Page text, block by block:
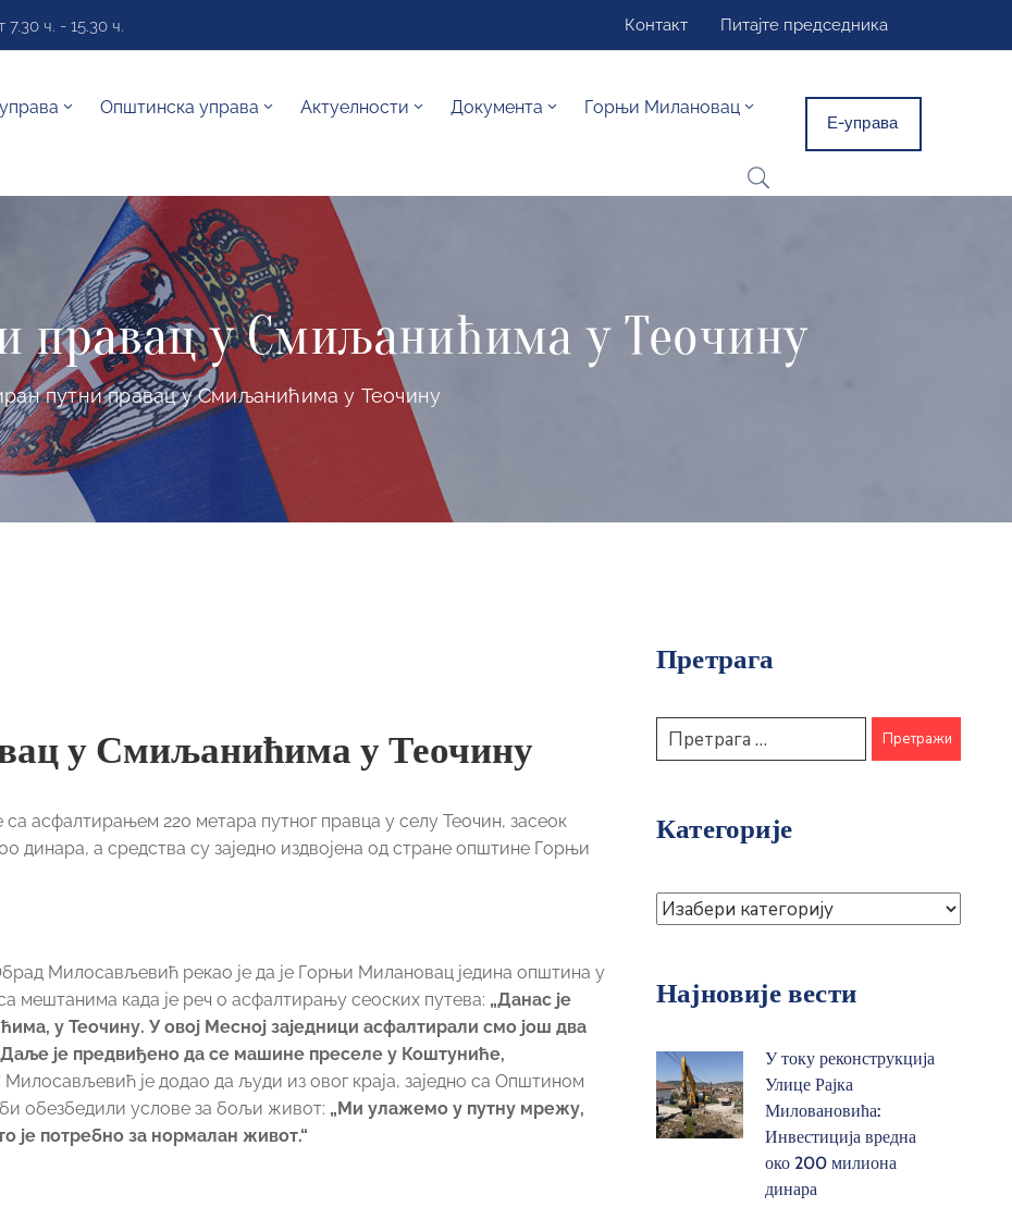
ч. - 15.30 ч. Контакт Питајте председника
Општинска управа Актуелности Документа Горњи Милановац
Е-управа
правац у Смиљанићима у Теочину
путни правац у Смиљанићима у Теочину
у Смиљанићима у Теочину
са асфалтирањем 220 метара путног правца у селу Теочин, засеок
динара, а средства су заједно издвојена од стране општине Горњи
Милосављевић рекао је да је Горњи Милановац једина општина у
са мештанима када је реч о асфалтирању сеоских путева: „Данас је
у Теочину. У овој Месној заједници асфалтирали смо још два
је предвиђено да се машине преселе у Коштуниће,
Милосављевић је додао да људи из овог краја, заједно са Општином
обезбедили услове за бољи живот: „Ми улажемо у путну мрежу,
је потребно за нормалан живот.“
Претрага
Категорије
Најновије вести
У току реконструкција
Улице Рајка
Миловановића:
Инвестиција вредна
око 200 милиона
динара